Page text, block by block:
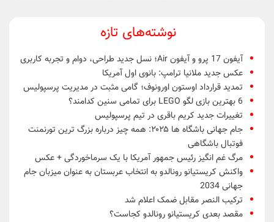
نوشته‌های تازه
آیفون 17 پرو و آیفون Air؛ نسل جدید طراحی، دوام و تجربه کاربری
عکس جدید ملانیا ترامپ: بانوی اول آمریکا
تمدید قرارداد اوستون اورونوف؛ گامی مثبت در مدیریت پرسپولیس
6 بهترین بازی لگو LEGO برای تمامی سنین کدامند؟
تغییرات جدید کریم باقری در تیم پرسپولیس
جام جهانی باشگاه ها ۲۰۲۵: همه چیز درباره بزرگ ترین تورنمنت
فوتبال باشگاهی
مرگ غم انگیز رئیس جمهور آمریکا با یک سرماخوردگی + عکس
واکنش کریستیانو رونالدو به انتخاب عربستان به عنوان میزبان جام
جهانی 2034
ترکیب النصر مقابل ضمک اعلام شد
مقصد بعدی کریستیانو رونالدو کجاست؟